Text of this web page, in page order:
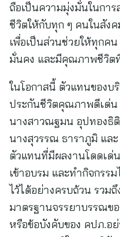
ถือเป็นความมุ่งมั่นในการ
ชีวิตให้กับทุก ๆ คนในสัง
เพื่อเป็นส่วนช่วยให้ทุกค
มั่นคง และมีคุณภาพชีวิต
ในโอกาสนี้ ตัวแทนของบ
ประกันชีวิตคุณภาพดีเด่น
นางสาวณฐมน อุปทองธิ
นางสุวรรณ ธาราภูมิ แล
ตัวแทนที่มีผลงานโดดเด่
เข้าอบรม และทำกิจกรร
ไว้ได้อย่างครบถ้วน รวม
มาตรฐานจรรยาบรรณข
หรือข้อบังคับของ คปภ.อ